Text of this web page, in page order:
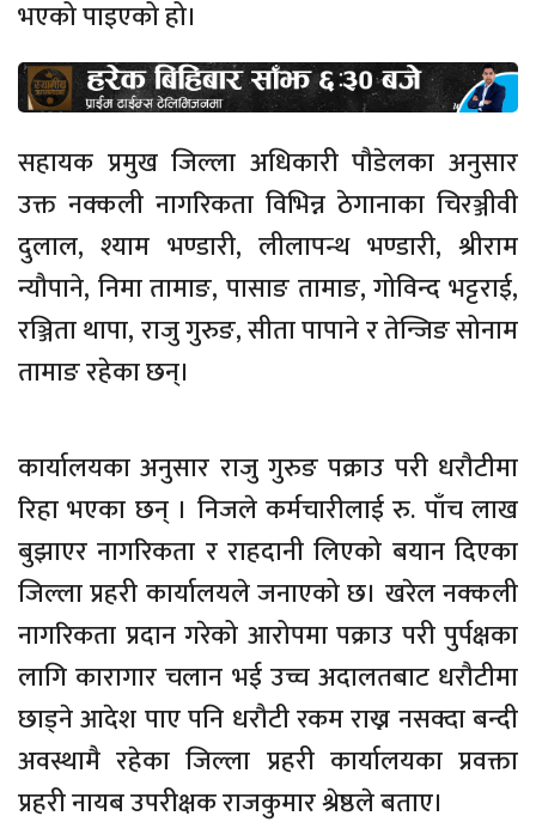
भएको पाइएको हो।
सहायक प्रमुख जिल्ला अधिकारी पौडेलका अनुसार
उक्त नक्कली नागरिकता विभिन्न ठेगानाका चिरञ्जीवी
दुलाल, श्याम भण्डारी, लीलापन्थ भण्डारी, श्रीराम
न्यौपाने, निमा तामाङ, पासाङ तामाङ, गोविन्द भट्टराई,
रञ्जिता थापा, राजु गुरुङ, सीता पापाने र तेन्जिङ सोनाम
तामाङ रहेका छन्।
कार्यालयका अनुसार राजु गुरुङ पक्राउ परी धरौटीमा
रिहा भएका छन् । निजले कर्मचारीलाई रु. पाँच लाख
बुझाएर नागरिकता र राहदानी लिएको बयान दिएका
जिल्ला प्रहरी कार्यालयले जनाएको छ। खरेल नक्कली
नागरिकता प्रदान गरेको आरोपमा पक्राउ परी पुर्पक्षका
लागि कारागार चलान भई उच्च अदालतबाट धरौटीमा
छाड्ने आदेश पाए पनि धरौटी रकम राख्न नसक्दा बन्दी
अवस्थामै रहेका जिल्ला प्रहरी कार्यालयका प्रवक्ता
प्रहरी नायब उपरीक्षक राजकुमार श्रेष्ठले बताए।